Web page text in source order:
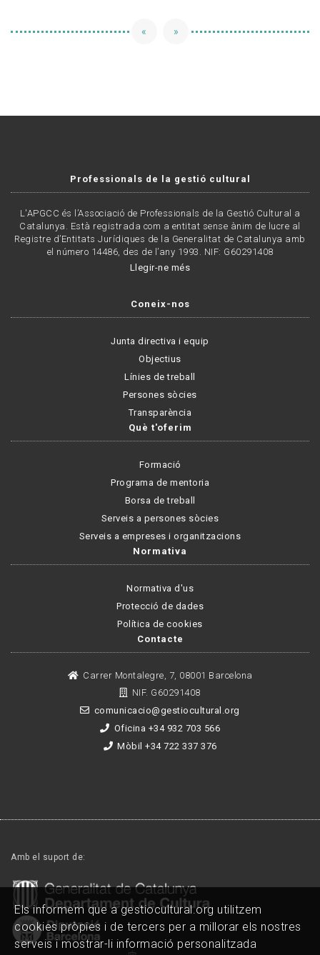
« »
Professionals de la gestió cultural
L'APGCC és l’Associació de Professionals de la Gestió Cultural a
Catalunya. Està registrada com a entitat sense ànim de lucre al
Registre d’Entitats Jurídiques de la Generalitat de Catalunya amb
el número 14486, des de l’any 1993. NIF: G60291408
Llegir-ne més
Coneix-nos
Junta directiva i equip
Objectius
Línies de treball
Persones sòcies
Transparència
Què t'oferim
Formació
Programa de mentoria
Borsa de treball
Serveis a persones sòcies
Serveis a empreses i organitzacions
Normativa
Normativa d'us
Protecció de dades
Política de cookies
Contacte
Carrer Montalegre, 7, 08001 Barcelona
NIF. G60291408
comunicacio@gestiocultural.org
Oficina +34 932 703 566
Mòbil +34 722 337 376
Amb el suport de:
Els informem que a gestiocultural.org utilitzem
cookies pròpies i de tercers per a millorar els nostres
serveis i mostrar-li informació personalitzada